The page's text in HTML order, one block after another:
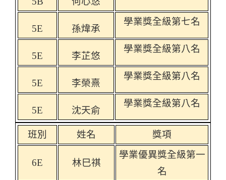
5E 孫煒承
學業獎全級第七名
5E 李芷悠
學業獎全級第八名
5E 李榮熹
學業獎全級第八名
5E 沈天俞
學業獎全級第八名
班別 姓名 獎項
6E 林巳祺
學業優異獎全級第一
名